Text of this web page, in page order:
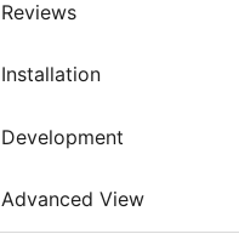
Reviews
Installation
Development
Advanced View